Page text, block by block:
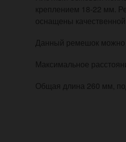
креплением 18-22 мм.
оснащены
Данный ремешок можно
Максимальное
Общая длина 260 мм,